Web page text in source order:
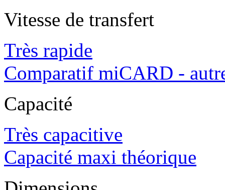
Vitesse de transfert
Très rapide
Comparatif miCARD -
Capacité
Très capacitive
Capacité maxi théorique